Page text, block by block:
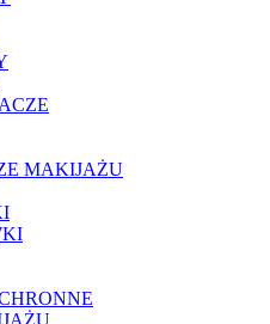
MAKIJAŻU